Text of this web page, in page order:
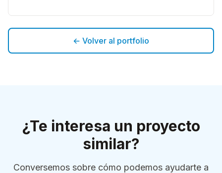
← Volver al portfolio
¿Te interesa un proyecto
similar?
Conversemos sobre cómo podemos ayudarte a